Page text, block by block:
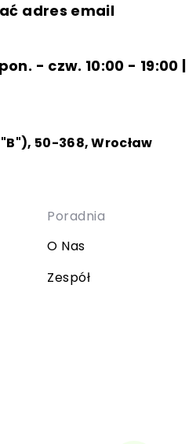
adres email
- czw. 10:00 - 19:00 |
50-368, Wrocław
Poradnia
O Nas
Zespół